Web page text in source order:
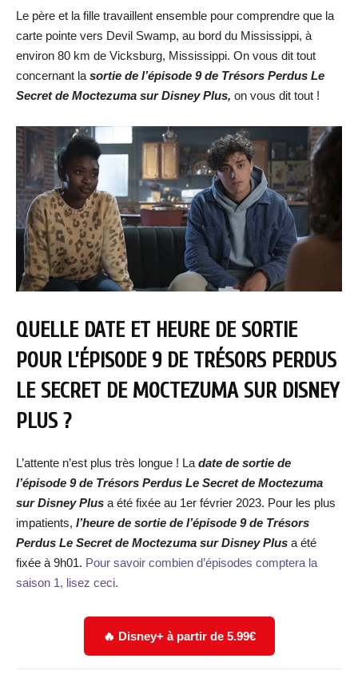
Le père et la fille travaillent ensemble pour comprendre que la
carte pointe vers Devil Swamp, au bord du Mississippi, à
environ 80 km de Vicksburg, Mississippi. On vous dit tout
concernant la sortie de l’épisode 9 de Trésors Perdus Le
Secret de Moctezuma sur Disney Plus, on vous dit tout !
QUELLE DATE ET HEURE DE SORTIE
POUR L’ÉPISODE 9 DE TRÉSORS PERDUS
LE SECRET DE MOCTEZUMA SUR DISNEY
PLUS ?
L’attente n’est plus très longue ! La date de sortie de
l’épisode 9 de Trésors Perdus Le Secret de Moctezuma
sur Disney Plus a été fixée au 1er février 2023. Pour les plus
impatients, l’heure de sortie de l’épisode 9 de Trésors
Perdus Le Secret de Moctezuma sur Disney Plus a été
fixée à 9h01. Pour savoir combien d’épisodes comptera la
saison 1, lisez ceci.
🔥 Disney+ à partir de 5.99€